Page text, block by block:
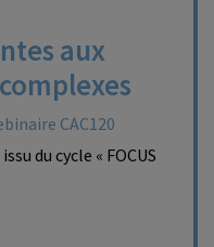
aux
CAC120
du cycle « FOCUS